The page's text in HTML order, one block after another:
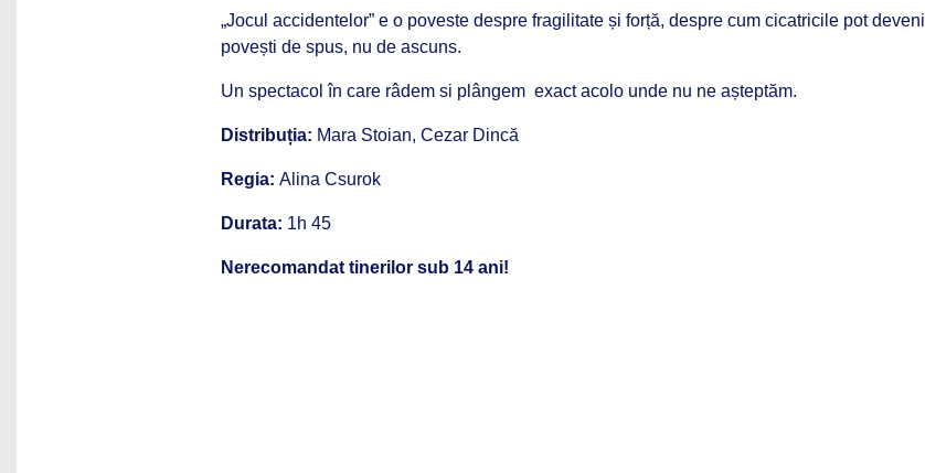
„Jocul accidentelor” e o poveste despre fragilitate și forță, despre cum cicatricile pot deveni
povești de spus, nu de ascuns.
Un spectacol în care râdem si plângem exact acolo unde nu ne așteptăm.
Distribuția: Mara Stoian, Cezar Dincă
Regia: Alina Csurok
Durata: 1h 45
Nerecomandat tinerilor sub 14 ani!